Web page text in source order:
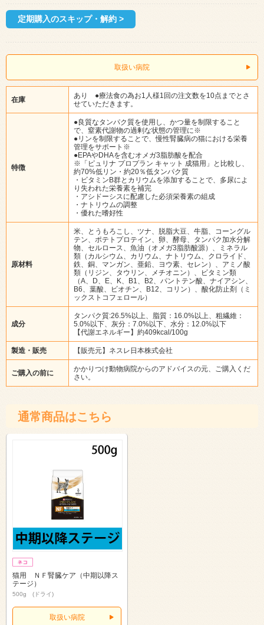
定期購入のスキップ・解約 >
取扱い病院
在庫
あり ●療法食の為お1人様1回の注文数を10点までとさ
せていただきます。
特徴
●良質なタンパク質を使用し、かつ量を制限すること
で、窒素代謝物の過剰な状態の管理に※
●リンを制限することで、慢性腎臓病の猫における栄養
管理をサポート※
●EPAやDHAを含むオメガ3脂肪酸を配合
※「ピュリナ プロプラン キャット 成猫用」と比較し、
約70%低リン・約20％低タンパク質
・ビタミンB群とカリウムを添加することで、多尿によ
り失われた栄養素を補完
・アシドーシスに配慮した必須栄養素の組成
・ナトリウムの調整
・優れた嗜好性
原材料
米、とうもろこし、ツナ、脱脂大豆、牛脂、コーングル
テン、ポテトプロテイン、卵、酵母、タンパク加水分解
物、セルロース、魚油（オメガ3脂肪酸源）、ミネラル
類（カルシウム、カリウム、ナトリウム、クロライド、
鉄、銅、マンガン、亜鉛、ヨウ素、セレン）、アミノ酸
類（リジン、タウリン、メチオニン）、ビタミン類
（A、D、E、K、B1、B2、パントテン酸、ナイアシン、
B6、葉酸、ビオチン、B12、コリン）、酸化防止剤（ミ
ックストコフェロール）
成分
タンパク質:26.5%以上、脂質：16.0%以上、粗繊維：
5.0%以下、灰分：7.0%以下、水分：12.0%以下
【代謝エネルギー】約409kcal/100g
製造・販売 【販売元】ネスレ日本株式会社
ご購入の前に
かかりつけ動物病院からのアドバイスの元、ご購入くだ
さい。
通常商品はこちら
猫用 ＮＦ腎臓ケア（中期以降ス
テージ）
500g (ドライ)
取扱い病院